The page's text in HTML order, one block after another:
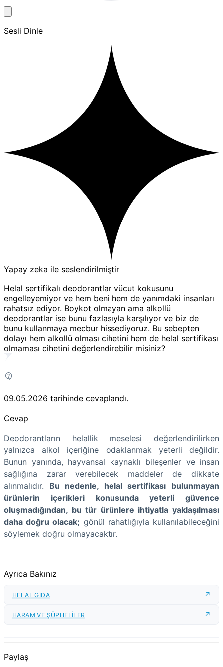
Sesli Dinle
Yapay zeka ile seslendirilmiştir
Helal sertifikalı deodorantlar vücut kokusunu
engelleyemiyor ve hem beni hem de yanımdaki insanları
rahatsız ediyor. Boykot olmayan ama alkollü
deodorantlar ise bunu fazlasıyla karşılıyor ve biz de
bunu kullanmaya mecbur hissediyoruz. Bu sebepten
dolayı hem alkollü olması cihetini hem de helal sertifikası
olmaması cihetini değerlendirebilir misiniz?
09.05.2026 tarihinde cevaplandı.
Cevap
Deodorantların helallik meselesi değerlendirilirken
yalnızca alkol içeriğine odaklanmak yeterli değildir.
Bunun yanında, hayvansal kaynaklı bileşenler ve insan
sağlığına zarar verebilecek maddeler de dikkate
alınmalıdır. Bu nedenle, helal sertifikası bulunmayan
ürünlerin içerikleri konusunda yeterli güvence
oluşmadığından, bu tür ürünlere ihtiyatla yaklaşılması
daha doğru olacak; gönül rahatlığıyla kullanılabileceğini
söylemek doğru olmayacaktır.
Ayrıca Bakınız
HELAL GIDA
HARAM VE ŞÜPHELİLER
Paylaş